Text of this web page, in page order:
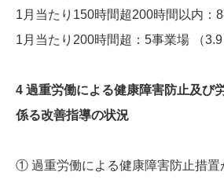
1月当たり150時間超200時間以内：8
1月当たり200時間超：5事業場 （3.9
4 過重労働による健康障害防止及び
係る改善指導の状況
① 過重労働による健康障害防止措置